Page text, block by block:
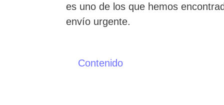
es uno de los que hemos
envío urgente.
Contenido